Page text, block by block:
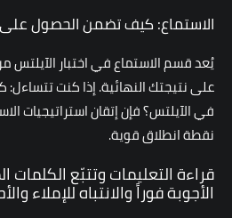
الاستماع: كيف تضمن الحصول على
يُعد قسم الاستماع في اختبار الآيلتس
في الآيلتس؟ فإن إتقان استراتيجيات
نقطة انطلاق قوية.
قراءة التعليمات وتتبّع الكلمات
الأجوبة فوراً والانتباه للإملاء